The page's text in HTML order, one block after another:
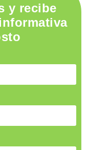
y recibe